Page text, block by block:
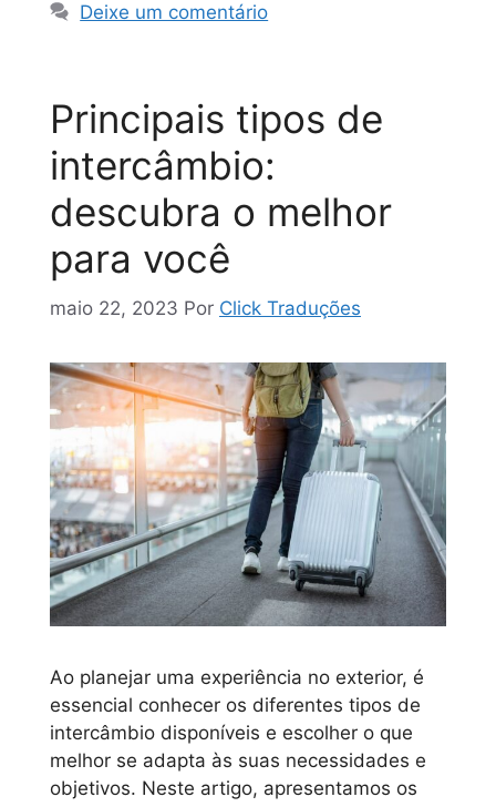
Deixe um comentário
Principais tipos de
intercâmbio:
descubra o melhor
para você
maio 22, 2023 Por Click Traduções
Ao planejar uma experiência no exterior, é
essencial conhecer os diferentes tipos de
intercâmbio disponíveis e escolher o que
melhor se adapta às suas necessidades e
objetivos. Neste artigo, apresentamos os